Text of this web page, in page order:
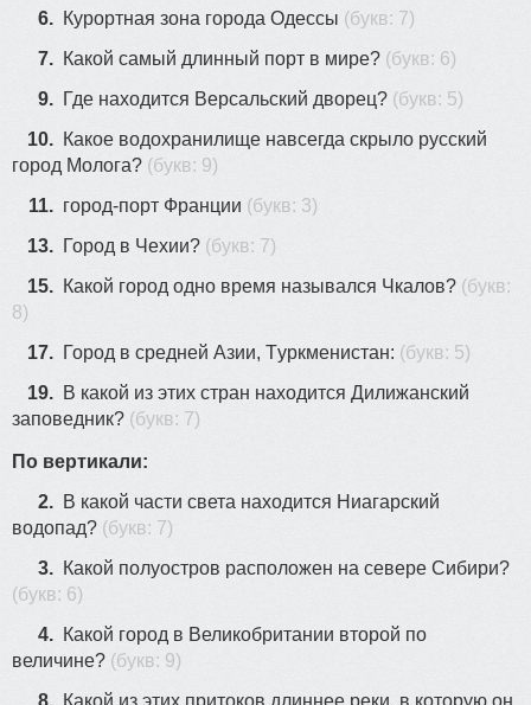
6. Курортная зона города Одессы (букв: 7)
7. Какой самый длинный порт в мире? (букв: 6)
9. Где находится Версальский дворец? (букв: 5)
10. Какое водохранилище навсегда скрыло русский
город Молога? (букв: 9)
11. город-порт Франции (букв: 3)
13. Город в Чехии? (букв: 7)
15. Какой город одно время назывался Чкалов? (букв:
8)
17. Гоpoд в cрeдней Азии, Tуркмeниcтaн: (букв: 5)
19. В какой из этих стран находится Дилижанский
заповедник? (букв: 7)
По вертикали:
2. В какой части света находится Ниагарский
водопад? (букв: 7)
3. Какой полуостров расположен на севере Сибири?
(букв: 6)
4. Какой город в Великобритании второй по
величине? (букв: 9)
8. Какой из этих притоков длиннее реки, в которую он